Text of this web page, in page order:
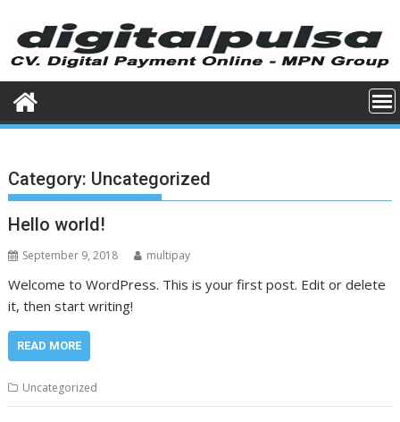
content
Category: Uncategorized
Hello world!
September 9, 2018 multipay
Welcome to WordPress. This is your first post. Edit or delete
it, then start writing!
READ MORE
Uncategorized